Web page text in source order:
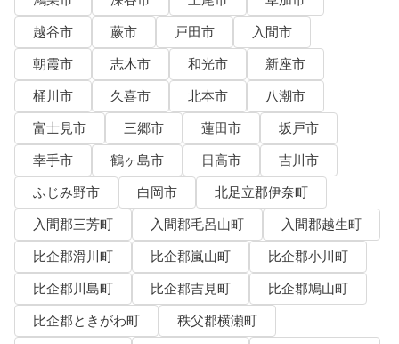
越谷市
蕨市 戸田市
入間市
朝霞市
志木市 和光市
新座市
桶川市
久喜市 北本市
八潮市
富士見市
三郷市 蓮田市
坂戸市
幸手市
鶴ヶ島市 日高市
吉川市
ふじみ野市
白岡市
北足立郡伊奈町
入間郡三芳町
入間郡毛呂山町
入間郡越生町
比企郡滑川町
比企郡嵐山町
比企郡小川町
比企郡川島町
比企郡吉見町
比企郡鳩山町
比企郡ときがわ町
秩父郡横瀬町